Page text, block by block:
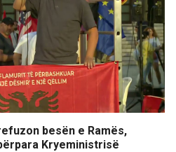
besën e Ramës,
Kryeministrisë